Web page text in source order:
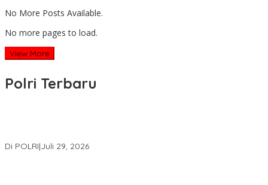
No More Posts Available.
No more pages to load.
View More
Polri Terbaru
Di POLRI|Juli 29, 2026